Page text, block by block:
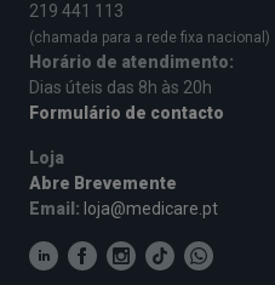
219 441 113
(chamada para a rede fixa nacional)
Horário de atendimento:
Dias úteis das 8h às 20h
Formulário de contacto
Loja
Abre Brevemente
Email: loja@medicare.pt